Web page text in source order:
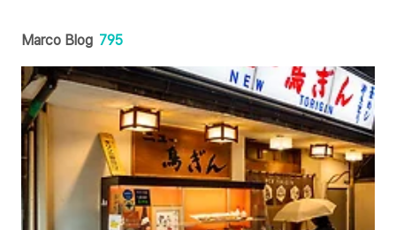
Marco Blog 795